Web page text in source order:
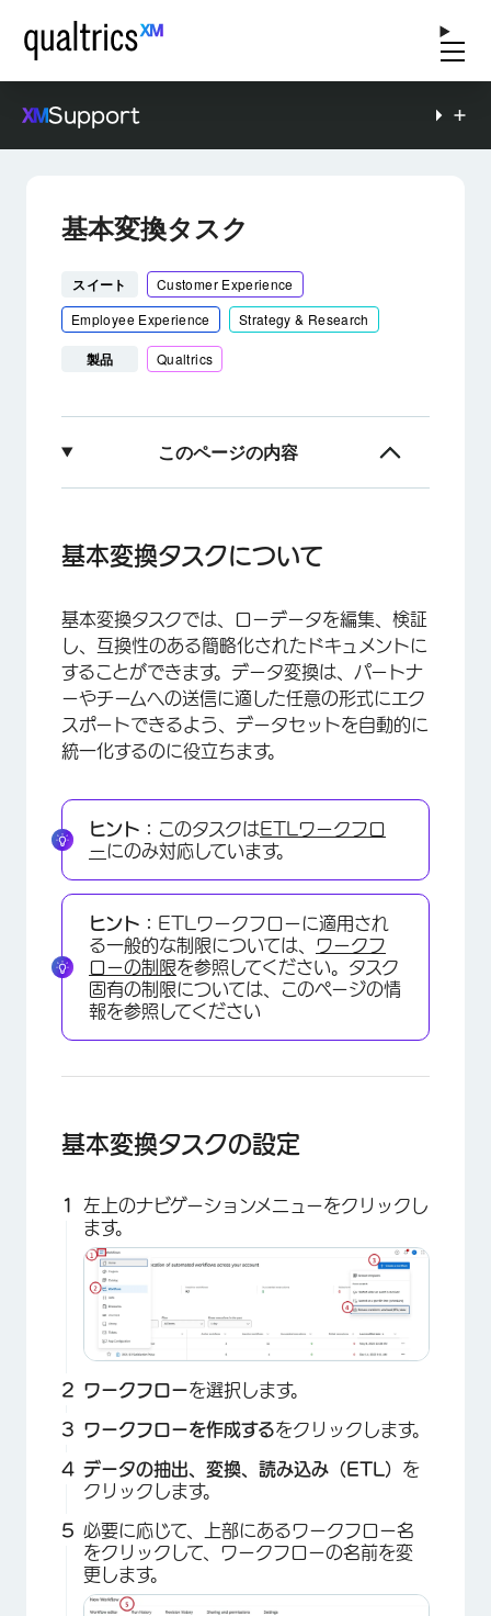
Support
基本変換タスク
スイート
Customer Experience
Employee Experience
Strategy & Research
製品 Qualtrics
このページの内容
基本変換タスクの設定
データ検証
条件付きフィールド
変換後のファイルとレポート
トラブルシューティング
基本変換タスクについて
基本変換タスクでは、ローデータを編集、検証
し、互換性のある簡略化されたドキュメントに
することができます。データ変換は、パートナ
ーやチームへの送信に適した任意の形式にエク
スポートできるよう、データセットを自動的に
統一化するのに役立ちます。
ヒント： このタスクはETLワークフロ
ーにのみ対応しています。
ヒント： ETLワークフローに適用され
る一般的な制限については、 ワークフ
ローの制限を参照してください。タスク
固有の制限については、このページの情
報を参照してください
基本変換タスクの設定
左上のナビゲーションメニューをクリックし
ます。
ワークフローを選択します。
ワークフローを作成するをクリックします。
データの抽出、変換、読み込み（ETL） を
クリックします。
必要に応じて、上部にあるワークフロー名
をクリックして、ワークフローの名前を変
更します。